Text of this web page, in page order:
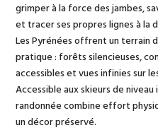
grimper à la force des jambes,
et tracer ses propres lignes à la
Les Pyrénées offrent un terrain
pratique : forêts silencieuses,
accessibles et vues infinies sur
Accessible aux skieurs de
randonnée combine effort
un décor préservé.